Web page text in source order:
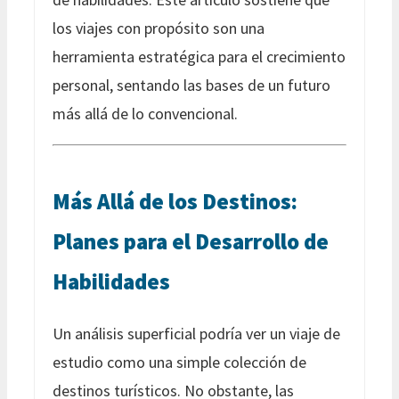
los viajes con propósito son una
herramienta estratégica para el crecimiento
personal, sentando las bases de un futuro
más allá de lo convencional.
Más Allá de los Destinos:
Planes para el Desarrollo de
Habilidades
Un análisis superficial podría ver un viaje de
estudio como una simple colección de
destinos turísticos. No obstante, las